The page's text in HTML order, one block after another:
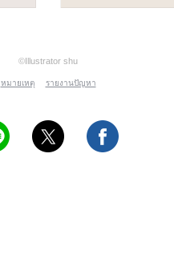
©Illustrator shu
หมายเหตุ รายงานปัญหา